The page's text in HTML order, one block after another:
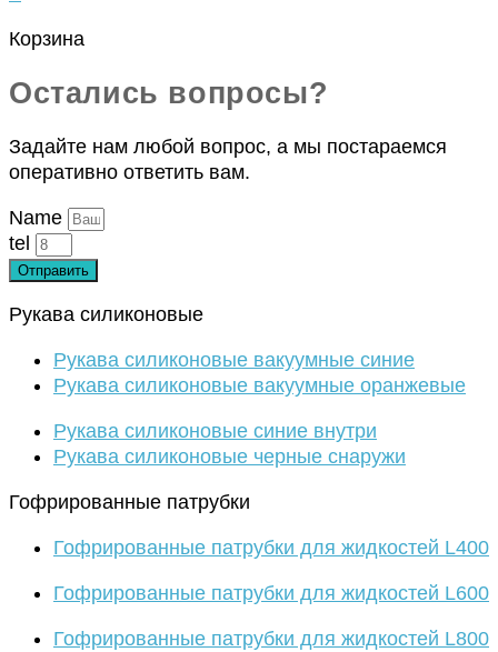
Корзина
Остались вопросы?
Задайте нам любой вопрос, а мы постараемся
оперативно ответить вам.
Name
tel
Отправить
Рукава силиконовые
Рукава силиконовые вакуумные синие
Рукава силиконовые вакуумные оранжевые
Рукава силиконовые синие внутри
Рукава силиконовые черные снаружи
Гофрированные патрубки
Гофрированные патрубки для жидкостей L400
Гофрированные патрубки для жидкостей L600
Гофрированные патрубки для жидкостей L800